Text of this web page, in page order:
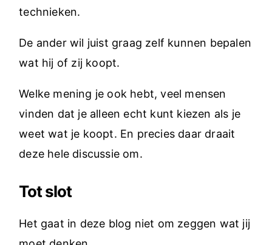
technieken.
De ander wil juist graag zelf kunnen bepalen
wat hij of zij koopt.
Welke mening je ook hebt, veel mensen
vinden dat je alleen echt kunt kiezen als je
weet wat je koopt. En precies daar draait
deze hele discussie om.
Tot slot
Het gaat in deze blog niet om zeggen wat jij